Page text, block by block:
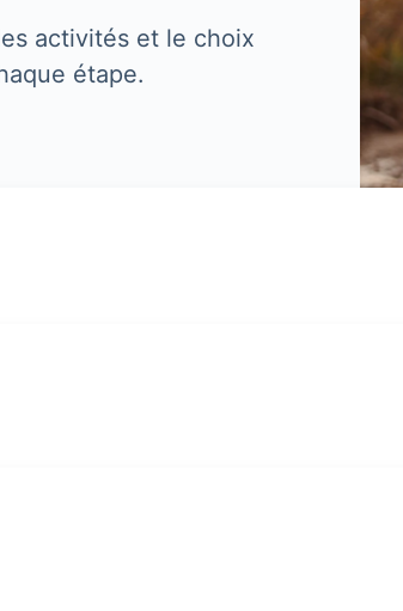
activités et le choix
étape.